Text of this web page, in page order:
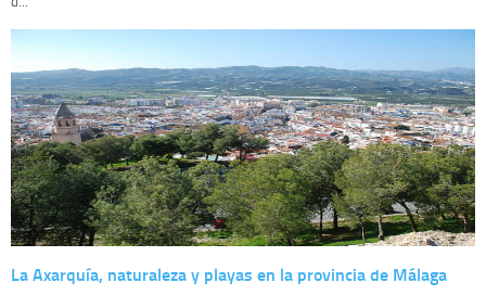
La Axarquía, naturaleza y playas en la provincia de Málaga